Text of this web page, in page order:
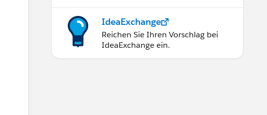
IdeaExchange
Reichen Sie Ihren Vorschlag bei
IdeaExchange ein.